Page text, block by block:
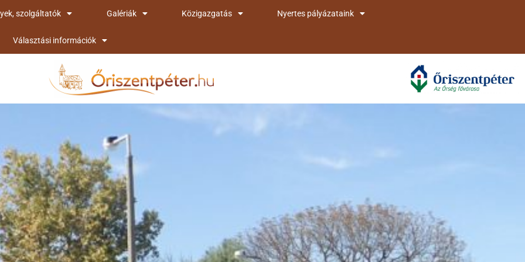
szolgáltatók Galériák Közigazgatás Nyertes pályázataink
Választási információk